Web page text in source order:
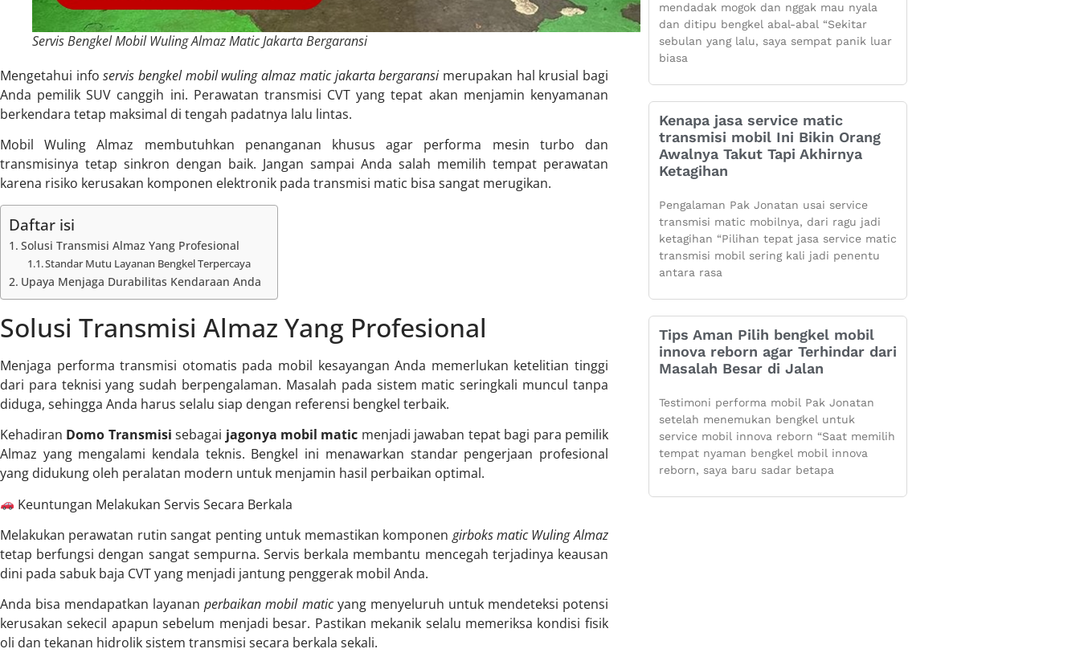
Servis Bengkel Mobil Wuling Almaz Matic Jakarta Bergaransi
Mengetahui infoservis bengkel mobil wuling almaz matic jakarta bergaransi merupakan hal krusial bagi
Anda pemilik SUV canggih ini. Perawatan transmisi CVT yang tepat akan menjamin kenyamanan
berkendara tetap maksimal di tengah padatnya lalu lintas.
Mobil Wuling Almaz membutuhkan penanganan khusus agar performa mesin turbo dan
transmisinya tetap sinkron dengan baik. Jangan sampai Anda salah memilih tempat perawatan
karena risiko kerusakan komponen elektronik pada transmisi matic bisa sangat merugikan.
Daftar isi
Solusi Transmisi Almaz Yang Profesional
Standar Mutu Layanan Bengkel Terpercaya
Upaya Menjaga Durabilitas Kendaraan Anda
Solusi Transmisi Almaz Yang Profesional
Menjaga performa transmisi otomatis pada mobil kesayangan Anda memerlukan ketelitian tinggi
dari para teknisi yang sudah berpengalaman. Masalah pada sistem matic seringkali muncul tanpa
diduga, sehingga Anda harus selalu siap dengan referensi bengkel terbaik.
Kehadiran Domo Transmisi sebagai jagonya mobil matic menjadi jawaban tepat bagi para pemilik
Almaz yang mengalami kendala teknis. Bengkel ini menawarkan standar pengerjaan profesional
yang didukung oleh peralatan modern untuk menjamin hasil perbaikan optimal.
Keuntungan Melakukan Servis Secara Berkala
Melakukan perawatan rutin sangat penting untuk memastikan komponen girboks matic Wuling Almaz
tetap berfungsi dengan sangat sempurna. Servis berkala membantu mencegah terjadinya keausan
dini pada sabuk baja CVT yang menjadi jantung penggerak mobil Anda.
Anda bisa mendapatkan layananperbaikan mobil maticyang menyeluruh untuk mendeteksi potensi
kerusakan sekecil apapun sebelum menjadi besar. Pastikan mekanik selalu memeriksa kondisi fisik
oli dan tekanan hidrolik sistem transmisi secara berkala sekali.
mendadak mogok dan nggak mau nyala
dan ditipu bengkel abal-abal “Sekitar
sebulan yang lalu, saya sempat panik luar
biasa
Kenapa jasa service matic
transmisi mobil Ini Bikin Orang
Awalnya Takut Tapi Akhirnya
Ketagihan
Pengalaman Pak Jonatan usai service
transmisi matic mobilnya, dari ragu jadi
ketagihan “Pilihan tepat jasa service matic
transmisi mobil sering kali jadi penentu
antara rasa
Tips Aman Pilih bengkel mobil
innova reborn agar Terhindar dari
Masalah Besar di Jalan
Testimoni performa mobil Pak Jonatan
setelah menemukan bengkel untuk
service mobil innova reborn “Saat memilih
tempat nyaman bengkel mobil innova
reborn, saya baru sadar betapa